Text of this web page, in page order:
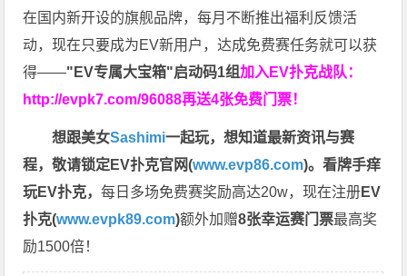
在国内新开设的旗舰品牌，每月不断推出福利反馈活
动，现在只要成为EV新用户，达成免费赛任务就可以获
得——"EV专属大宝箱"启动码1组加入EV扑克战队：
http://evpk7.com/96088再送4张免费门票！
想跟美女Sashimi一起玩，想知道最新资讯与赛
程，敬请锁定EV扑克官网(www.evp86.com)。看牌手痒
玩EV扑克，每日多场免费赛奖励高达20w，现在注册EV
扑克(www.evpk89.com)额外加赠8张幸运赛门票最高奖
励1500倍！